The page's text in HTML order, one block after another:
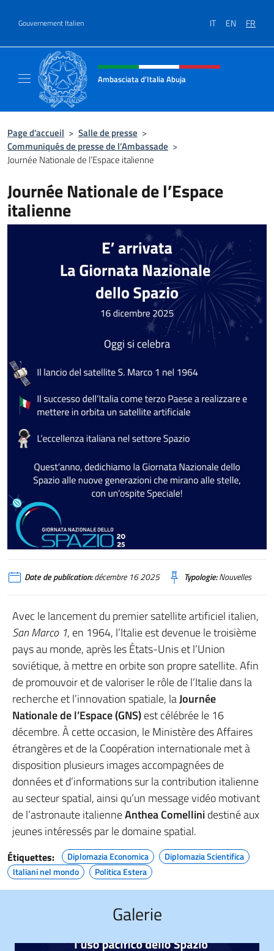
Gouvernement Italien IT EN FR
Site Web, social et en-tête de
Ambasciata d'Italia Abuja
Page d'accueil > Salle de presse >
Communiqués de presse de l’Ambassade >
Journée Nationale de l’Espace italienne
Journée Nationale de l’Espace
italienne
Date de publication:décembre 16 2025 Typologie:Nouvelles
Avec le lancement du premier satellite artificiel italien,
San Marco 1, en 1964, l’Italie est devenue le troisième
pays au monde, après les États-Unis et l’Union
soviétique, à mettre en orbite son propre satellite. Afin
de promouvoir et de valoriser le rôle de l’Italie dans la
recherche et l’innovation spatiale, laJournée
Nationale de l’Espace (GNS)est célébrée le 16
décembre. À cette occasion, le Ministère des Affaires
étrangères et de la Coopération internationale met à
disposition plusieurs images accompagnées de
données et d’informations sur la contribution italienne
au secteur spatial, ainsi qu’un message vidéo motivant
de l’astronaute italienneAnthea Comellinidestiné aux
jeunes intéressés par le domaine spatial.
Étiquettes: Diplomazia Economica
Diplomazia Scientifica
Italiani nel mondo
Politica Estera
Galerie